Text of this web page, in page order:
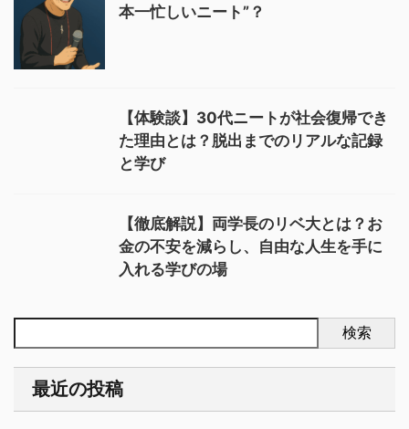
本一忙しいニート”？
【体験談】30代ニートが社会復帰でき
た理由とは？脱出までのリアルな記録
と学び
【徹底解説】両学長のリベ大とは？お
金の不安を減らし、自由な人生を手に
入れる学びの場
検索
最近の投稿